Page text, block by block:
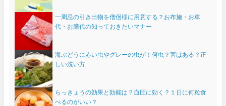
一周忌の引き出物を僧侶様に用意する？お布施・お車
代・お膳代の知っておきたいマナー
海ぶどうに赤い虫やグレーの虫が！何虫？害はある？正
しい洗い方
らっきょうの効果と効能は？血圧に効く？１日に何粒食
べるのがいい？